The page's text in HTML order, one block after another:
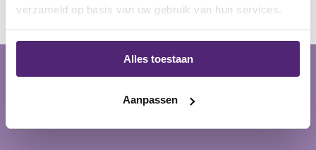
verzameld op basis van uw gebruik van hun services.
Alles toestaan
Aanpassen
te gebruiken bij de volgende